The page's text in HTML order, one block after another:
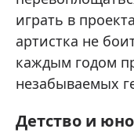
играть в
артистка не
каждым годом
незабываемых
Детство и